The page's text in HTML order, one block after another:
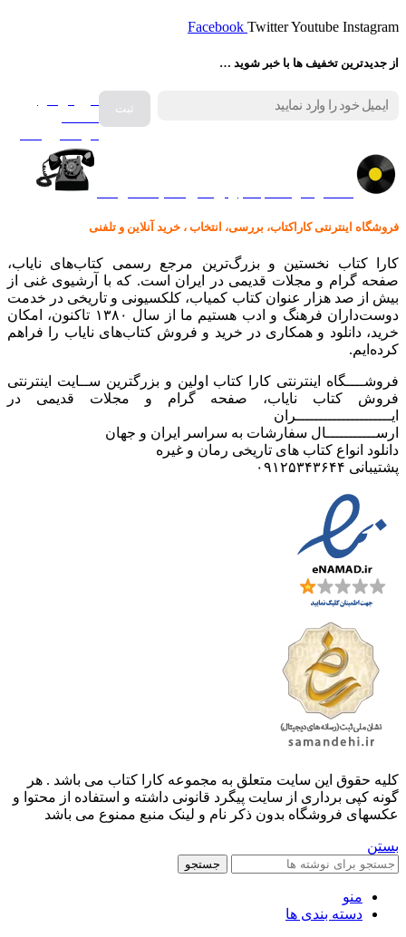
Facebook TwitterYoutube Instagram
از جدیدترین تخفیف ها با خبر شوید …
فروش انواع
فروشگاه اینترنتی کاراکتاب، بررسی، انتخاب ، خرید آنلاین و تلفنی
کارا کتاب نخستین و بزرگ‌ترین مرجع رسمی کتاب‌های نایاب،
صفحه گرام و مجلات قدیمی در ایران است. که با آرشیوی غنی از
بیش از صد هزار عنوان کتاب کمیاب، کلکسیونی و تاریخی در خدمت
دوست‌داران فرهنگ و ادب هستیم ما از سال ۱۳۸۰ تاکنون، امکان
خرید، دانلود و همکاری در خرید و فروش کتاب‌های نایاب را فراهم
کرده‌ایم.
فروشــــگاه اینترنتی کارا کتاب اولین و بزرگترین ســایت اینترنتی
فروش کتاب نایاب، صفحه گرام و مجلات قدیمی در
ایـــــــــــــــــــــران
ارســـــــــــال سفارشات به سراسر ایران و جهان
دانلود انواع کتاب های تاریخی رمان و غیره
پشتیبانی ۰۹۱۲۵۳۴۳۶۴۴
کليه حقوق اين سايت متعلق به مجموعه کارا کتاب می باشد . هر
گونه کپی برداری از سایت پیگرد قانونی داشته و استفاده از محتوا و
عکسهای فروشگاه بدون ذکر نام و لینک منبع ممنوع می باشد
بستن
جستجو
منو
دسته بندی ها